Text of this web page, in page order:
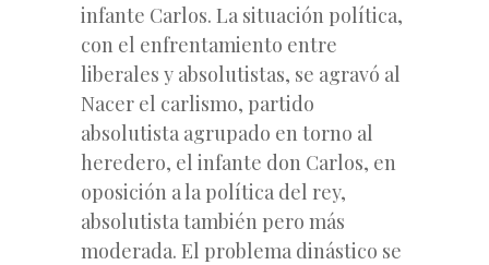
infante Carlos. La situación política,
con el enfrentamiento entre
liberales y absolutistas, se agravó al
Nacer el carlismo, partido
absolutista agrupado en torno al
heredero, el infante don Carlos, en
oposición a la política del rey,
absolutista también pero más
moderada. El problema dinástico se